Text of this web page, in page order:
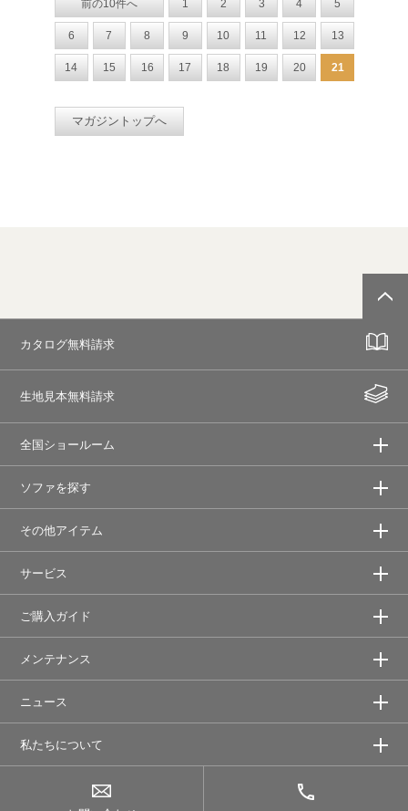
前の10件へ 1 2 3 4 5
6 7 8 9 10 11 12 13
14 15 16 17 18 19 20 21
マガジントップへ
カタログ無料請求
生地見本無料請求
全国ショールーム
ソファを探す
その他アイテム
サービス
ご購入ガイド
メンテナンス
ニュース
私たちについて